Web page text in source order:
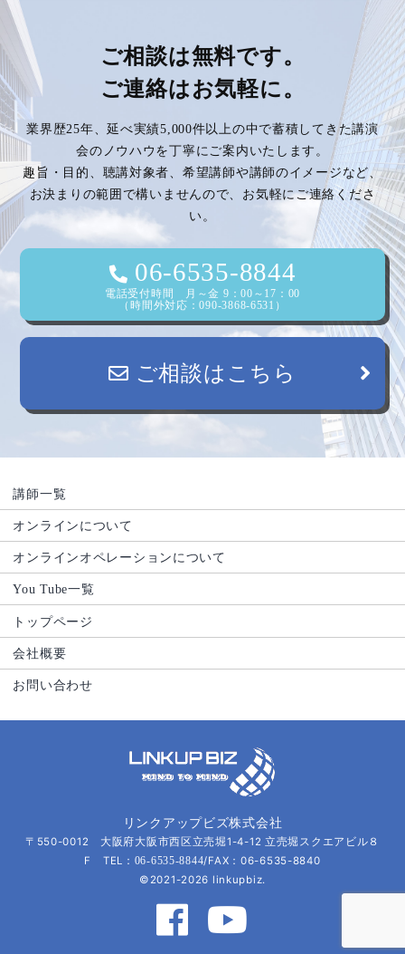
ナ
ビ
ゲ
ー
シ
ョ
ン
ご相談は無料です。
ご連絡はお気軽に。
業界歴25年、延べ実績5,000件以上の中で蓄積してきた講演
会のノウハウを丁寧にご案内いたします。
趣旨・目的、聴講対象者、希望講師や講師のイメージなど、
お決まりの範囲で構いませんので、お気軽にご連絡くださ
い。
06-6535-8844
電話受付時間 月～金 9：00～17：00
（時間外対応：090-3868-6531）
ご相談はこちら
講師一覧
オンラインについて
オンラインオペレーションについて
You Tube一覧
トップページ
会社概要
お問い合わせ
リンクアップビズ株式会社
〒550-0012 大阪府大阪市西区立売堀1-4-12 立売堀スクエアビル８
F TEL： 06-6535-8844/FAX：06-6535-8840
©2021-2026 linkupbiz.